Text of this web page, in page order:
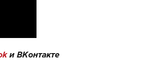
и ВКонтакте